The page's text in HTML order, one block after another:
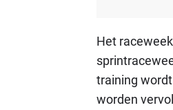
Het
training
worden